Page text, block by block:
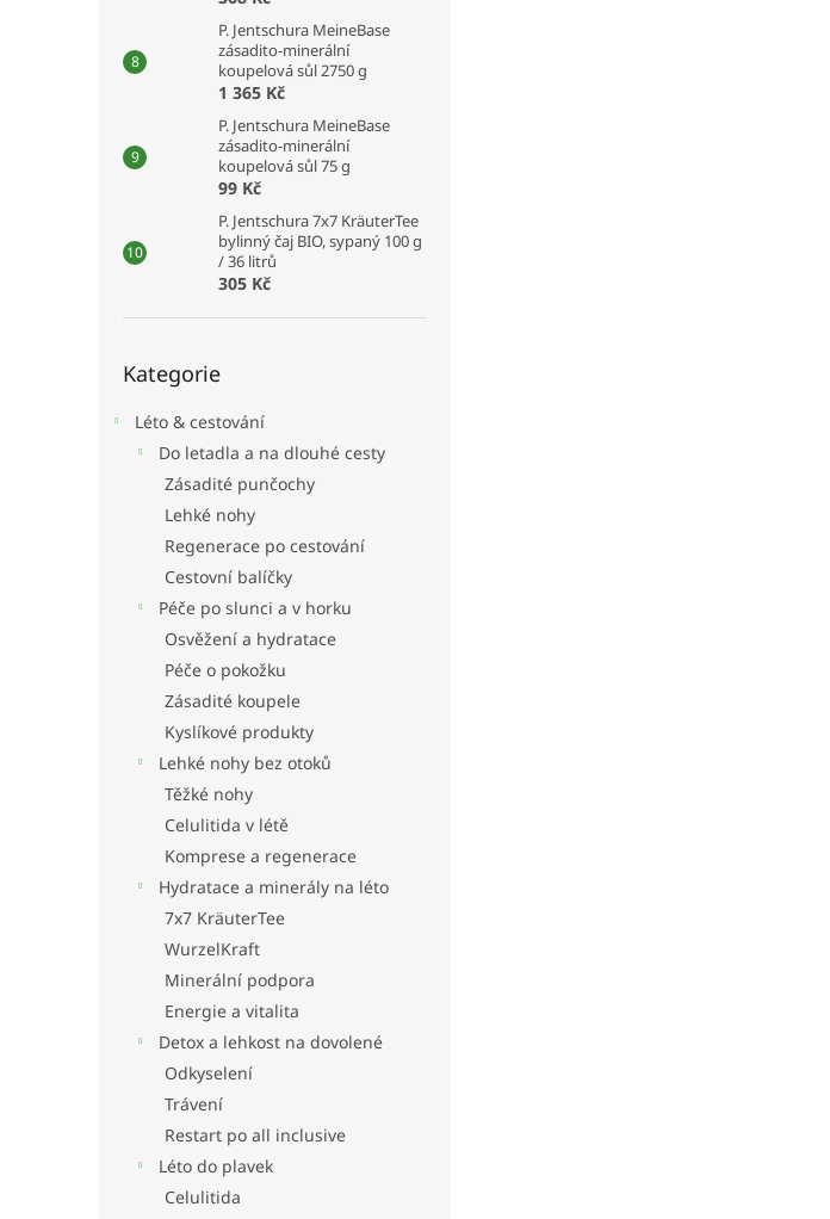
P. Jentschura MeineBase
zásadito-minerální
koupelová sůl 2750 g
1 365 Kč
P. Jentschura MeineBase
zásadito-minerální
koupelová sůl 75 g
99 Kč
P. Jentschura 7x7 KräuterTee
bylinný čaj BIO, sypaný 100 g
/ 36 litrů
305 Kč
kategorie
Kategorie
Léto & cestování
Do letadla a na dlouhé cesty
Zásadité punčochy
Lehké nohy
Regenerace po cestování
Cestovní balíčky
Péče po slunci a v horku
Osvěžení a hydratace
Péče o pokožku
Zásadité koupele
Kyslíkové produkty
Lehké nohy bez otoků
Těžké nohy
Celulitida v létě
Komprese a regenerace
Hydratace a minerály na léto
7x7 KräuterTee
WurzelKraft
Minerální podpora
Energie a vitalita
Detox a lehkost na dovolené
Odkyselení
Trávení
Restart po all inclusive
Léto do plavek
Celulitida